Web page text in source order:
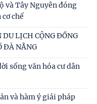
và Tây Nguyên đóng
chế
LỊCH CỘNG ĐỒNG
ĐÀ NẴNG
sống văn hóa cư dân
và hàm ý giải pháp